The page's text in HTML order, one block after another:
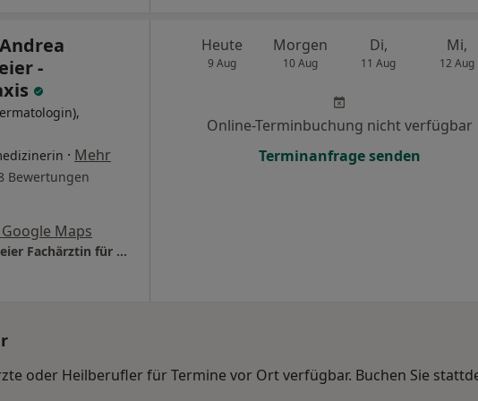
-
· Mehr
Bewertungen
Maps
Praxis Dr.med. Andrea Niedermeier Fachärztin für Dermatologie
Heute
9 Aug
Morgen
10 Aug
Di,
11 Aug
Mi,
12 Aug
Online-Terminbuchung nicht verfügbar
Terminanfrage senden
oder Heilberufler für Termine vor Ort verfügbar. Buchen Sie